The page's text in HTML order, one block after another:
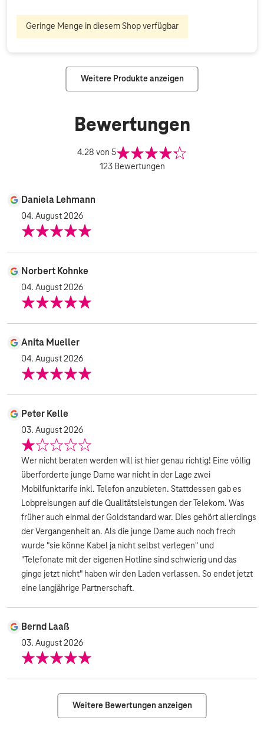
Geringe Menge in diesem Shop verfügbar
Weitere Produkte anzeigen
Bewertungen
4.28 von 5
123 Bewertungen
Daniela Lehmann
04. August 2026
Norbert Kohnke
04. August 2026
Anita Mueller
04. August 2026
Peter Kelle
03. August 2026
Wer nicht beraten werden will ist hier genau richtig! Eine völlig
überforderte junge Dame war nicht in der Lage zwei
Mobilfunktarife inkl. Telefon anzubieten. Stattdessen gab es
Lobpreisungen auf die Qualitätsleistungen der Telekom. Was
früher auch einmal der Goldstandard war. Dies gehört allerdings
der Vergangenheit an. Als die junge Dame auch noch frech
wurde "sie könne Kabel ja nicht selbst verlegen" und
"Telefonate mit der eigenen Hotline sind schwierig und das
ginge jetzt nicht" haben wir den Laden verlassen. So endet jetzt
eine langjährige Partnerschaft.
Bernd Laaß
03. August 2026
Weitere Bewertungen anzeigen